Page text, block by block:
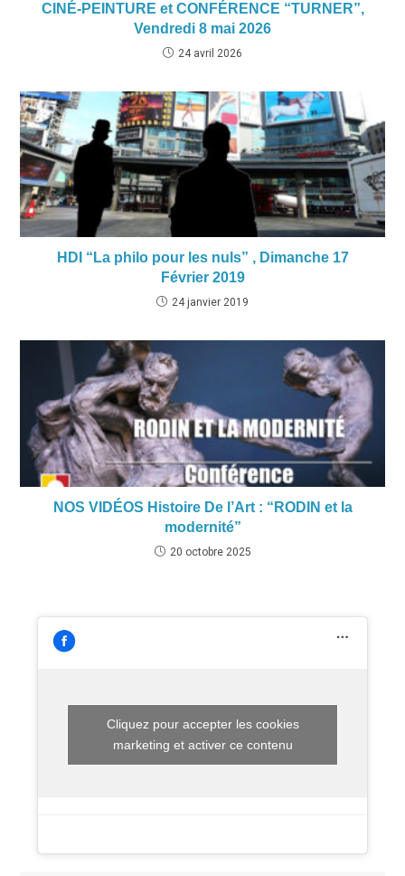
CINÉ-PEINTURE et CONFÉRENCE “TURNER”,
Vendredi 8 mai 2026
24 avril 2026
HDI “La philo pour les nuls” , Dimanche 17
Février 2019
24 janvier 2019
NOS VIDÉOS Histoire De l’Art : “RODIN et la
modernité”
20 octobre 2025
Cliquez pour accepter les cookies
marketing et activer ce contenu